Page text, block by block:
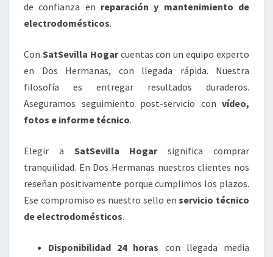
de confianza en reparación y mantenimiento de
electrodomésticos.
Con SatSevilla Hogarcuentas con un equipo experto
en Dos Hermanas, con llegada rápida. Nuestra
filosofía es entregar resultados duraderos.
Aseguramos seguimiento post-servicio con vídeo,
fotos e informe técnico.
Elegir a SatSevilla Hogarsignifica comprar
tranquilidad. En Dos Hermanas nuestros clientes nos
reseñan positivamente porque cumplimos los plazos.
Ese compromiso es nuestro sello enservicio técnico
de electrodomésticos.
Disponibilidad 24 horas con llegada media